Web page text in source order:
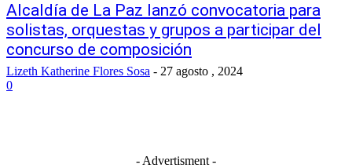
Alcaldía de La Paz lanzó convocatoria para
solistas, orquestas y grupos a participar del
concurso de composición
Lizeth Katherine Flores Sosa - 27 agosto , 2024
0
- Advertisment -